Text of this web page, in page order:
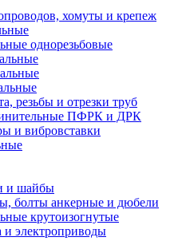
хомуты и крепеж
однорезьбовые
резьбы и отрезки труб
ПФРК и ДРК
и вибровставки
и шайбы
болты анкерные и дюбели
крутоизогнутые
и электроприводы